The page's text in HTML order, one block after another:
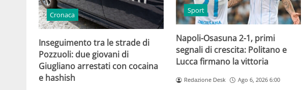
Cronaca
Inseguimento tra le strade di
Pozzuoli: due giovani di
Giugliano arrestati con cocaina
e hashish
Sport
Napoli-Osasuna 2-1, primi
segnali di crescita: Politano e
Lucca firmano la vittoria
Redazione Desk Ago 6, 2026 6:00